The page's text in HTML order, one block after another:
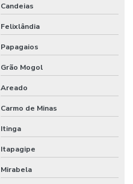
Candeias
Felixlândia
Papagaios
Grão Mogol
Areado
Carmo de Minas
Itinga
Itapagipe
Mirabela